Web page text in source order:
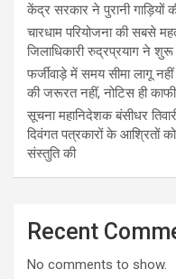
केंद्र सरकार ने पुरानी
चारधाम परियोजना की सबसे
जिलाधिकारी रुद्रप्रयाग ने
फर्जीवाड़े में समय सीमा लागू नहीं
की जरूरत नहीं, नोटिस ही काफी
सूचना महानिदेशक बंसीधर
दिवंगत पत्रकारों के आश्रितों
संस्तुति की
Recent
No comments to show.